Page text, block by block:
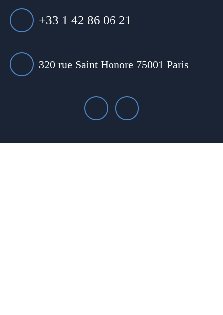
+33 1 42 86 06 21
320 rue Saint Honore 75001 Paris